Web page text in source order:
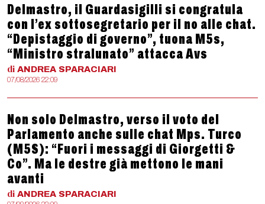
Delmastro, il Guardasigilli si congratula
con l’ex sottosegretario per il no alle chat.
“Depistaggio di governo”, tuona M5s,
“Ministro stralunato” attacca Avs
di ANDREA SPARACIARI
07/08/2026 22:09
Non solo Delmastro, verso il voto del
Parlamento anche sulle chat Mps. Turco
(M5S): “Fuori i messaggi di Giorgetti &
Co”. Ma le destre già mettono le mani
avanti
di ANDREA SPARACIARI